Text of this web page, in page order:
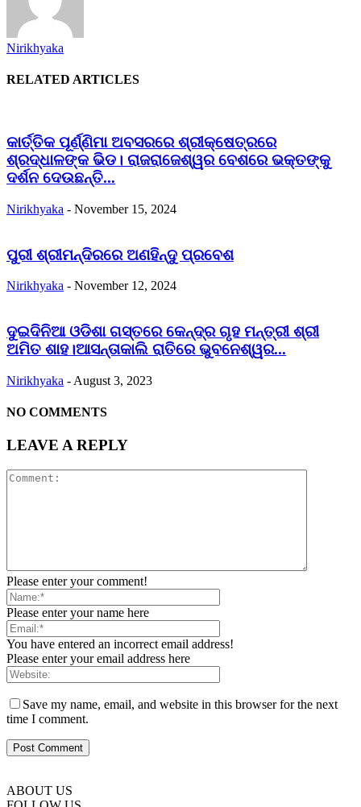
Nirikhyaka
RELATED ARTICLES
କାର୍ତ୍ତିକ ପୂର୍ଣ୍ଣିମା ଅବସରରେ ଶ୍ରୀକ୍ଷେତ୍ରରେ
ଶ୍ରଦ୍ଧାଳଙ୍କ ଭିଡ। ରାଜରାଜେଶ୍ୱର ବେଶରେ ଭକ୍ତଙ୍କୁ
ଦର୍ଶନ ଦେଉଛନ୍ତି...
Nirikhyaka - November 15, 2024
ପୁରୀ ଶ୍ରୀମନ୍ଦିରରେ ଅଣହିନ୍ଦୁ ପ୍ରବେଶ
Nirikhyaka - November 12, 2024
ଦୁଇଦିନିଆ ଓଡିଶା ଗସ୍ତରେ କେନ୍ଦ୍ର ଗୃହ ମନ୍ତ୍ରୀ ଶ୍ରୀ
ଅମିତ ଶାହ।ଆସନ୍ତାକାଲି ରାତିରେ ଭୁବନେଶ୍ୱର...
Nirikhyaka - August 3, 2023
NO COMMENTS
LEAVE A REPLY
Please enter your comment!
Please enter your name here
You have entered an incorrect email address!
Please enter your email address here
Save my name, email, and website in this browser for the next
time I comment.
ABOUT US